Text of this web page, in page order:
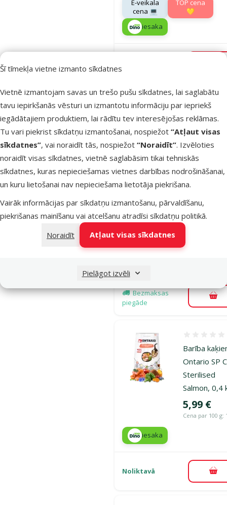
Šī tīmekļa vietne izmanto sīkdatnes
Vietnē izmantojam savas un trešo pušu sīkdatnes, lai saglabātu
tavu iepirkšanās vēsturi un izmantotu informāciju par iepriekš
iegādātajiem produktiem, lai rādītu tev interesējošas reklāmas.
Tu vari piekrist sīkdatņu izmantošanai, nospiežot “Atļaut visas
sīkdatnes”, vai noraidīt tās, nospiežot “Noraidīt”. Izvēloties
noraidīt visas sīkdatnes, vietnē saglabāsim tikai tehniskās
sīkdatnes, kuras nepieciešamas vietnes darbības nodrošināšanai,
un kuru lietošanai nav nepieciešama lietotāja piekrišana.
Vairāk informācijas par sīkdatņu izmantošanu, pārvaldīšanu,
piekrišanas mainīšanu vai atcelšanu atradīsi sīkdatņu politikā.
Noraidīt
Atļaut visas sīkdatnes
Pielāgot izvēli
E-veikala
cena 💻
TOP cena
💛
iesaka
Barība
izvēlīgiem
kaķiem –
Ontario Cat
Exigent, 6,5
Oriģinālā
49,99 €
Cena par
100 g: 0,6 €
TOP cena
💛
Izdevīgi 🛍️
Bezmaksas
piegāde
Barība
Ontario SP
Sterilised
Salmon, 0,4
Cena
5,99 €
Cena par 100 g:
iesaka
Noliktavā